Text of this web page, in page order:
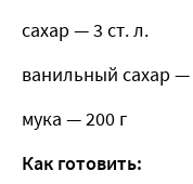
сахар — 3 ст. л.
ванильный сахар —
мука — 200 г
Как готовить: